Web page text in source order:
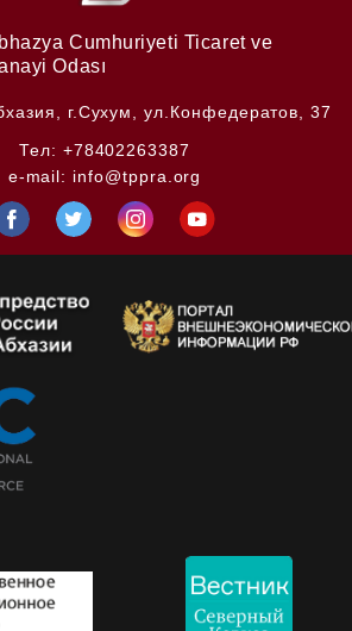
Cumhuriyeti Ticaret ve
Odası
г.Сухум, ул.Конфедератов, 37
Тел: +78402263387
e-mail: info@tppra.org